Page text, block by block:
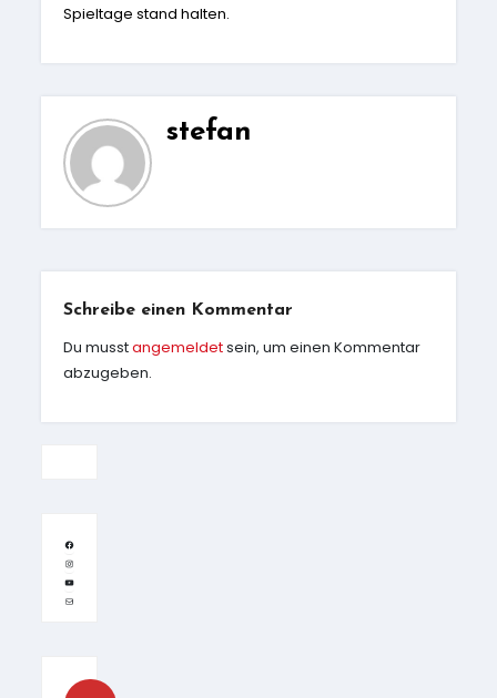
Spieltage stand halten.
stefan
Schreibe einen Kommentar
Du musstangemeldetsein, um einen Kommentar
abzugeben.
Facebook
Instagram
YouTube
E-Mail